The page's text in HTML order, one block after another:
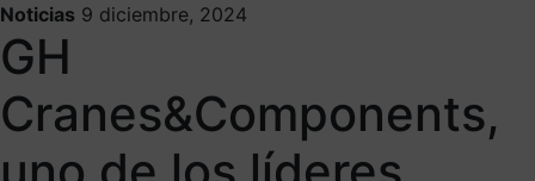
Noticias 9 diciembre, 2024
GH
Cranes&Components,